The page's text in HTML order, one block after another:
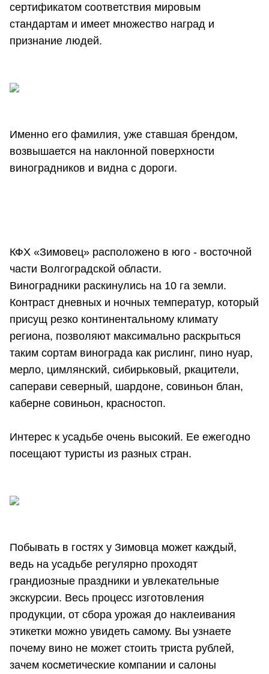
сертификатом соответствия мировым
стандартам и имеет множество наград и
признание людей.
Именно его фамилия, уже ставшая брендом,
возвышается на наклонной поверхности
виноградников и видна с дороги.
КФХ «Зимовец» расположено в юго - восточной
части Волгоградской области.
Виноградники раскинулись на 10 га земли.
Контраст дневных и ночных температур, который
присущ резко континентальному климату
региона, позволяют максимально раскрыться
таким сортам винограда как рислинг, пино нуар,
мерло, цимлянский, сибирьковый, ркацители,
саперави северный, шардоне, совиньон блан,
каберне совиньон, красностоп.
Интерес к усадьбе очень высокий. Ее ежегодно
посещают туристы из разных стран.
Побывать в гостях у Зимовца может каждый,
ведь на усадьбе регулярно проходят
грандиозные праздники и увлекательные
экскурсии. Весь процесс изготовления
продукции, от сбора урожая до наклеивания
этикетки можно увидеть самому. Вы узнаете
почему вино не может стоить триста рублей,
зачем косметические компании и салоны